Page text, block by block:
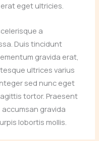
eget ultricies.
a
Duis tincidunt
gravida erat,
ultrices varius
sed nunc eget
tortor. Praesent
gravida
lobortis mollis.